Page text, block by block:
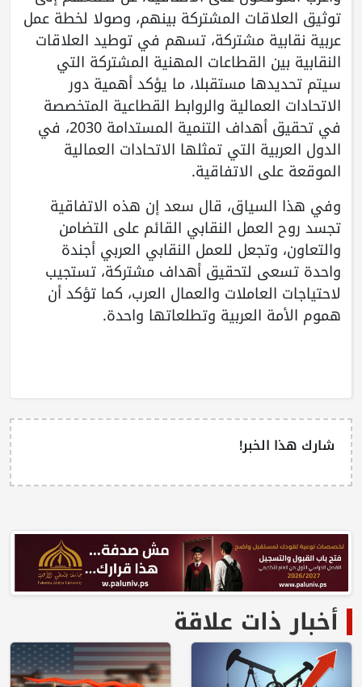
توثيق العلاقات المشتركة بينهم، وصولا لخطة عمل
عربية نقابية مشتركة، تسهم في توطيد العلاقات
النقابية بين القطاعات المهنية المشتركة التي
سيتم تحديدها مستقبلا، ما يؤكد أهمية دور
الاتحادات العمالية والروابط القطاعية المتخصصة
في تحقيق أهداف التنمية المستدامة 2030، في
الدول العربية التي تمثلها الاتحادات العمالية
الموقعة على الاتفاقية.
وفي هذا السياق، قال سعد إن هذه الاتفاقية
تجسد روح العمل النقابي القائم على التضامن
والتعاون، وتجعل للعمل النقابي العربي أجندة
واحدة تسعى لتحقيق أهداف مشتركة، تستجيب
لاحتياجات العاملات والعمال العرب، كما تؤكد أن
هموم الأمة العربية وتطلعاتها واحدة.
شارك هذا الخبر!
أخبار ذات علاقة